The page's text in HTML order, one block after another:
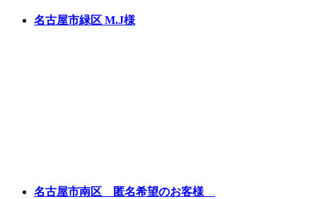
名古屋市緑区 M.J様
名古屋市南区 匿名希望のお客様